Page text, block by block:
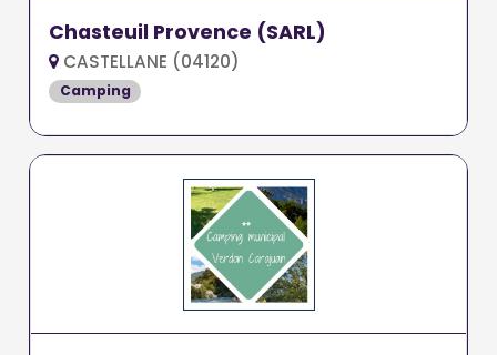
Chasteuil Provence (SARL)
CASTELLANE (04120)
Camping